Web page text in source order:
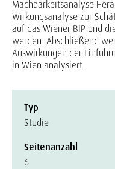
Machbarkeitsanalyse
Wirkungsanalyse zur
auf das Wiener BIP und
werden. Abschließend
Auswirkungen der
in Wien analysiert.
Typ
Studie
Seitenanzahl
6